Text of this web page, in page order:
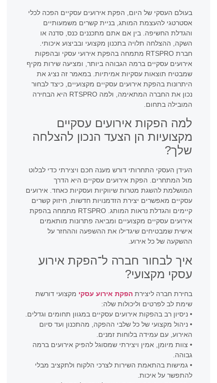
בעולם העסקי של היום, הפקת אירועים עסקיים הפכה לכלי
אסטרטגי להעצמת המותג, בניית קשרים משמעותיים
והגדלת החשיפה. בין אם אתם מתכננים כנס, סדנה או
השקה, ההצלחה תלויה בתכנון מקצועי ובביצוע איכותי.
חברת RTSPRO מתמחה בהפקת אירועי עסקי ובהפקות
אירועים עסקיים ברמה הגבוהה ביותר, ומציעה שירות מקיף
שמבטיח תוצאות עסקיות אמיתיות. במאמר זה נציג את
היתרונות בהפקת אירועים עסקיים מקצועיים, כיצד לבחור
נכון את החברה המתאימה, ולמה RTSPRO היא הבחירה
המובילה בתחום.
למה הפקות אירועים עסקיים
מקצועיות הן הצעד הנכון להצלחה
שלך?
העידן העסקי התחרותי דורש מענה חכם ויצירתי כדי לבלוט
מול המתחרים. הפקת אירועים עסקיים היא הדרך
המושלמת להשגת מטרות שיווקיות ועסקיות כאחד. אירועים
עסקיים מאפשרים יצירת הזדמנויות חדשות, חיזוק קשרים
קיימים והגדלת נראות המותג. RTSPRO מתמחה בהפקת
אירועים עסקיים מקצועיים ומביאה פתרונות מותאמים
אישית שמבטיחים שיגדילו את ההשפעה וההחזר על
ההשקעה של כל אירוע.
איך לבחור חברה ל־הפקת אירוע
עסקי מקצועי?
בחירת חברה ליצירת הפקת אירוע עסקי מקצועי דורשת
שימת לב לפרטים וליכולות שלה:
• ניסיון רב בהפקות אירועים עסקיים במגוון תחומים וגדלים.
• ניהול מקצועי של כל שלבי ההפקה, מהתכנון ועד סיום
האירוע, עם עמידה בלוחות זמנים.
• צוות מיומן, אמין ויצירתי שמסוגל להפיק אירועים ברמה
גבוהה.
• גמישות בהתאמת השירות לצרכי הלקוח ולתקציב מבלי
להתפשר על איכות.